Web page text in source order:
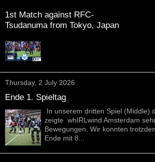
1st Match against RFC-
Tsudanuma from Tokyo, Japan
Thursday, 2 July 2026
Ende 1. Spieltag
In unserem dritten Spiel (Middle)
zeigte whIRLwind Amsterdam
Bewegungen. Wir konnten
Ende mit 8...